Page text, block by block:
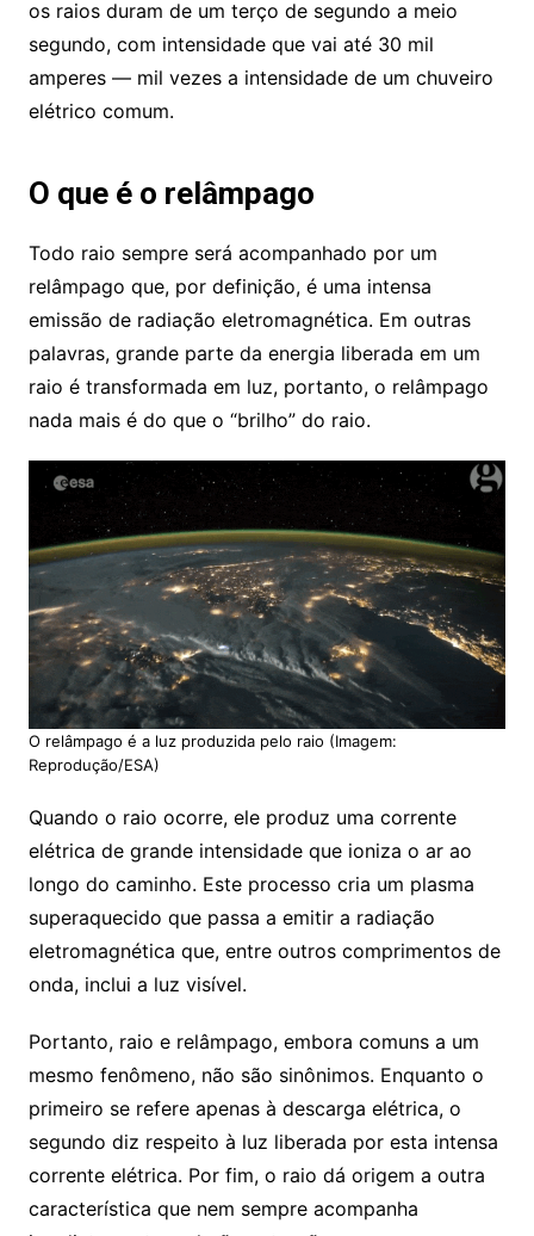
os raios duram de um terço de segundo a meio
segundo, com intensidade que vai até 30 mil
amperes — mil vezes a intensidade de um chuveiro
elétrico comum.
O que é o relâmpago
Todo raio sempre será acompanhado por um
relâmpago que, por definição, é uma intensa
emissão de radiação eletromagnética. Em outras
palavras, grande parte da energia liberada em um
raio é transformada em luz, portanto, o relâmpago
nada mais é do que o “brilho” do raio.
O relâmpago é a luz produzida pelo raio (Imagem:
Reprodução/ESA)
Quando o raio ocorre, ele produz uma corrente
elétrica de grande intensidade que ioniza o ar ao
longo do caminho. Este processo cria um plasma
superaquecido que passa a emitir a radiação
eletromagnética que, entre outros comprimentos de
onda, inclui a luz visível.
Portanto, raio e relâmpago, embora comuns a um
mesmo fenômeno, não são sinônimos. Enquanto o
primeiro se refere apenas à descarga elétrica, o
segundo diz respeito à luz liberada por esta intensa
corrente elétrica. Por fim, o raio dá origem a outra
característica que nem sempre acompanha